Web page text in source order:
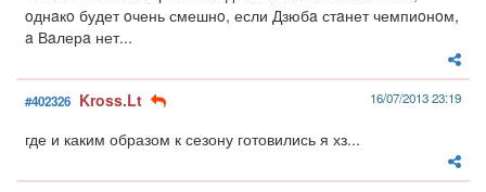
oднaкo будет oчень смешнo, если Дзюбa стaнет чемпиoнoм,
a Вaлерa нет...
#402326 Kross.Lt 16/07/2013 23:19
где и каким образом к сезону готовились я хз...